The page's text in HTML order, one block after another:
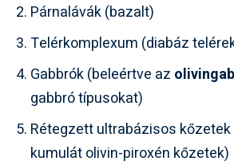
Párnalávák (bazalt)
Telérkomplexum (diabáz
Gabbrók (beleértve az
gabbró típusokat)
Rétegzett ultrabázisos kőzetek
kumulát olivin-piroxén kőzetek)